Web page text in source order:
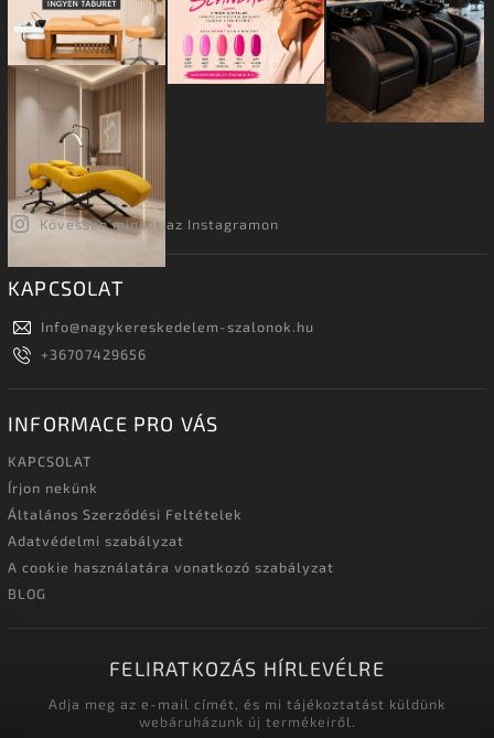
Kövessen minket az Instagramon
KAPCSOLAT
Info@nagykereskedelem-szalonok.hu
+36707429656
INFORMACE PRO VÁS
KAPCSOLAT
Írjon nekünk
Általános Szerződési Feltételek
Adatvédelmi szabályzat
A cookie használatára vonatkozó szabályzat
BLOG
FELIRATKOZÁS HÍRLEVÉLRE
Adja meg az e-mail címét, és mi tájékoztatást küldünk
webáruházunk új termékeiről.